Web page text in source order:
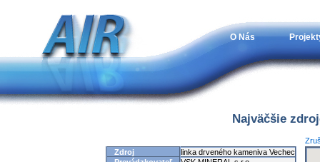
O Nás
Najväčšie
Zdroj
linka drveného kameniva Vechec